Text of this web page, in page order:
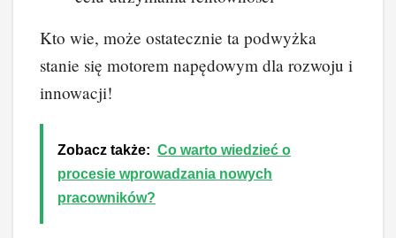
Kto wie, może ostatecznie ta podwyżka
stanie się motorem napędowym dla rozwoju i
innowacji!
Zobacz także: Co warto wiedzieć o
procesie wprowadzania nowych
pracowników?